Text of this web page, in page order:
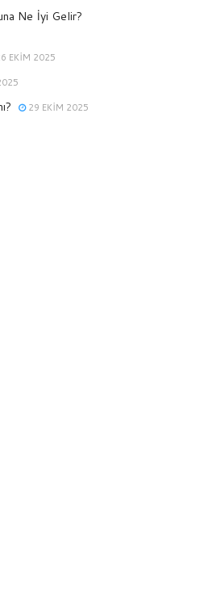
Ne İyi Gelir?
EKIM 2025
29 EKIM 2025